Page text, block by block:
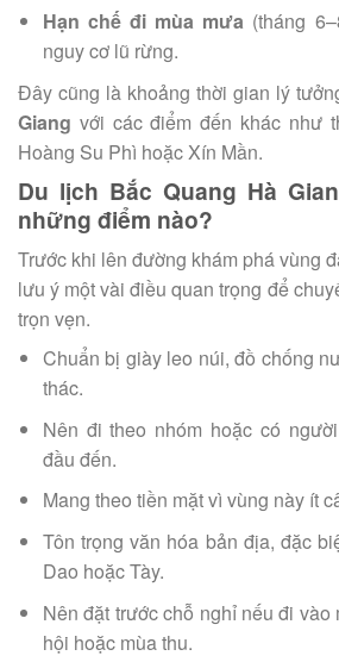
Hạn chế đi mùa mưa (tháng
nguy cơ lũ rừng.
Đây cũng là khoảng thời gian lý
Giang với các điểm đến khác như
Hoàng Su Phì hoặc Xín Mần.
Du lịch Bắc Quang Hà
những điểm nào?
Trước khi lên đường khám phá vùng
lưu ý một vài điều quan trọng để
trọn vẹn.
Chuẩn bị giày leo núi, đồ chống
thác.
Nên đi theo nhóm hoặc có
đầu đến.
Mang theo tiền mặt vì vùng này ít
Tôn trọng văn hóa bản địa, đặc
Dao hoặc Tày.
Nên đặt trước chỗ nghỉ nếu đi
hội hoặc mùa thu.